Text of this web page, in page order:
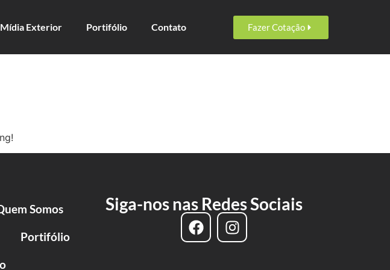
Mídia Exterior Portifólio Contato Fazer Cotação
Somos
Portifólio
Siga-nos nas Redes Sociais